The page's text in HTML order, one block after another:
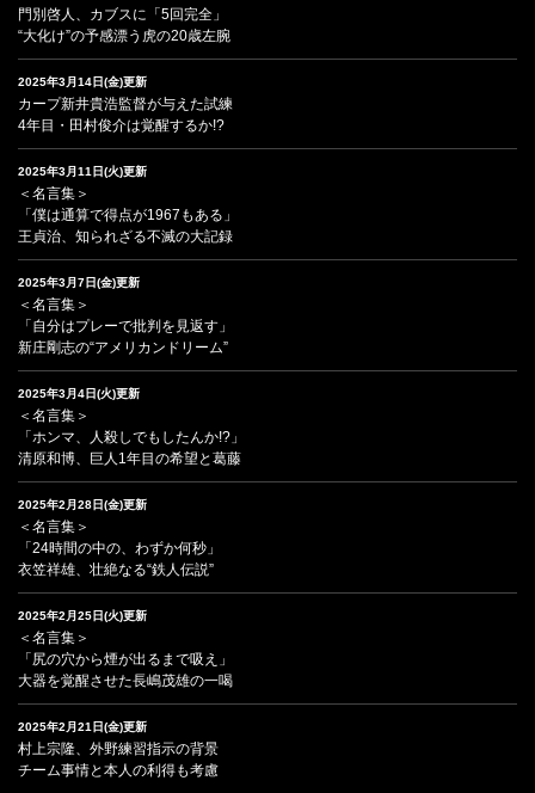
門別啓人、カブスに「5回完全」
“大化け”の予感漂う虎の20歳左腕
2025年3月14日(金)更新
カープ新井貴浩監督が与えた試練
4年目・田村俊介は覚醒するか!?
2025年3月11日(火)更新
＜名言集＞
「僕は通算で得点が1967もある」
王貞治、知られざる不滅の大記録
2025年3月7日(金)更新
＜名言集＞
「自分はプレーで批判を見返す」
新庄剛志の“アメリカンドリーム”
2025年3月4日(火)更新
＜名言集＞
「ホンマ、人殺しでもしたんか!?」
清原和博、巨人1年目の希望と葛藤
2025年2月28日(金)更新
＜名言集＞
「24時間の中の、わずか何秒」
衣笠祥雄、壮絶なる“鉄人伝説”
2025年2月25日(火)更新
＜名言集＞
「尻の穴から煙が出るまで吸え」
大器を覚醒させた長嶋茂雄の一喝
2025年2月21日(金)更新
村上宗隆、外野練習指示の背景
チーム事情と本人の利得も考慮